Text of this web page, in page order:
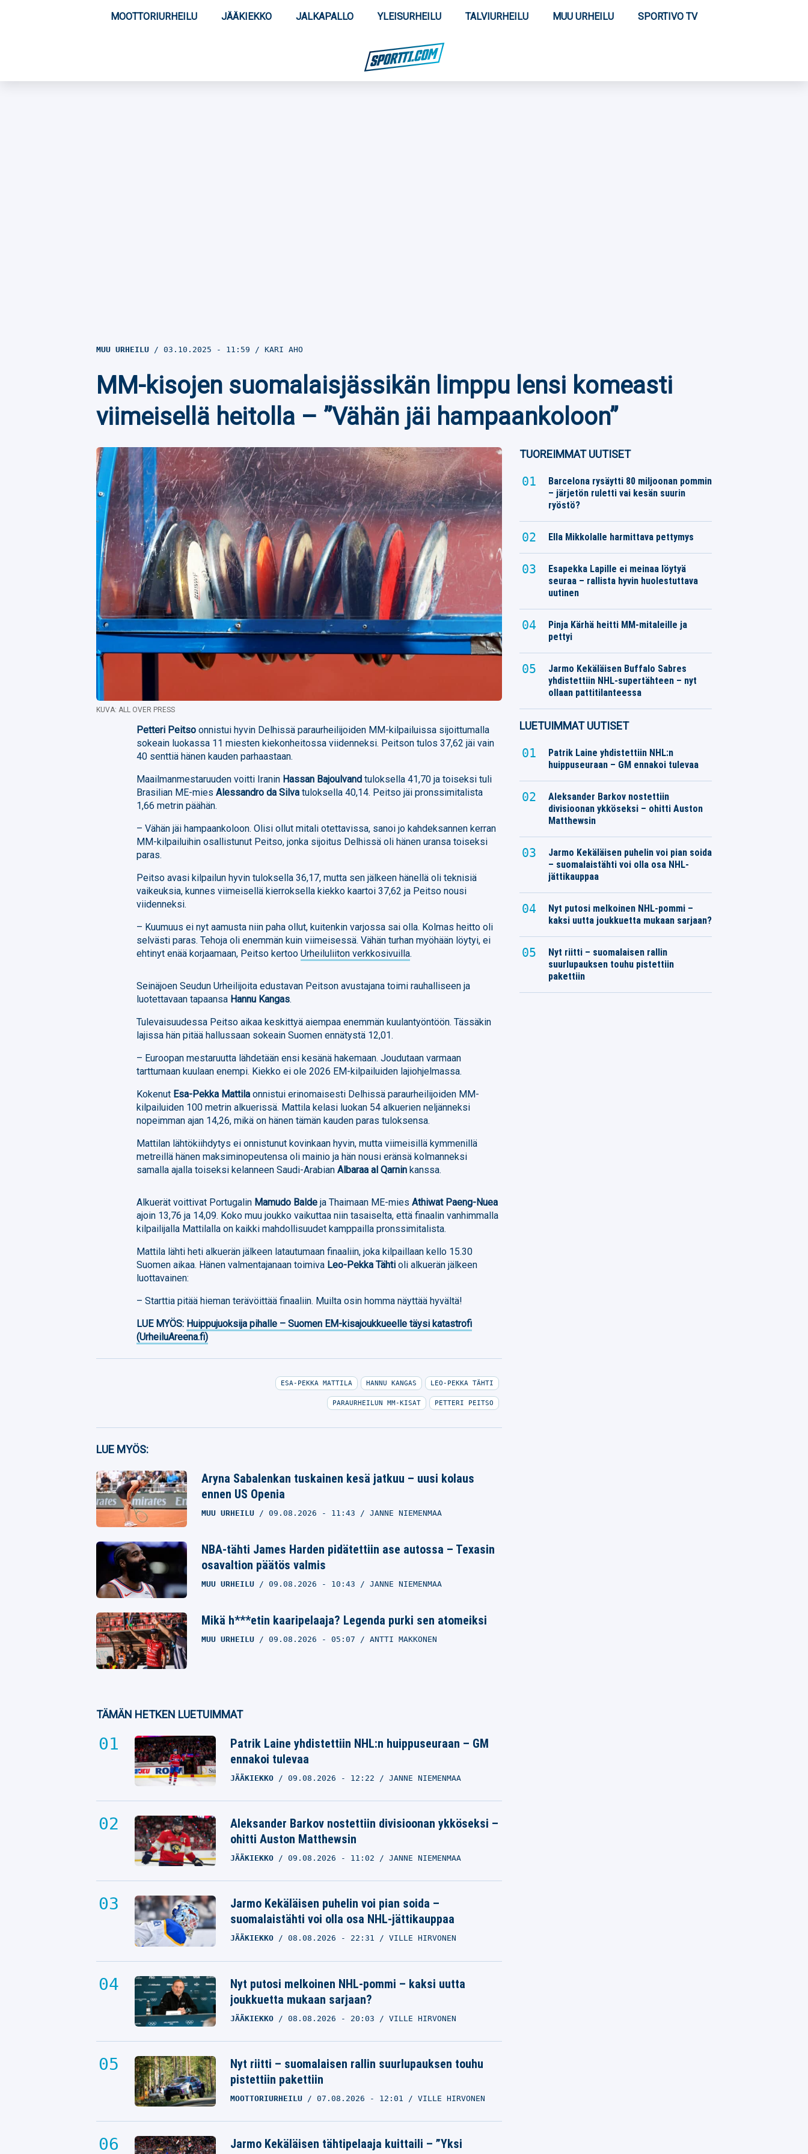
MOOTTORIURHEILU JÄÄKIEKKO JALKAPALLO YLEISURHEILU TALVIURHEILU MUU URHEILU SPORTIVO TV
MUU URHEILU 03.10.2025 - 11:59 KARI AHO
MM-kisojen suomalaisjässikän limppu lensi komeasti
viimeisellä heitolla – ”Vähän jäi hampaankoloon”
KUVA: ALL OVER PRESS
Petteri Peitsoonnistui hyvin Delhissä paraurheilijoiden MM-kilpailuissa sijoittumalla
sokeain luokassa 11 miesten kiekonheitossa viidenneksi. Peitson tulos 37,62 jäi vain
40 senttiä hänen kauden parhaastaan.
Maailmanmestaruuden voitti Iranin Hassan Bajoulvand tuloksella 41,70 ja toiseksi tuli
Brasilian ME-miesAlessandro da Silva tuloksella 40,14. Peitso jäi pronssimitalista
1,66 metrin päähän.
– Vähän jäi hampaankoloon. Olisi ollut mitali otettavissa, sanoi jo kahdeksannen kerran
MM-kilpailuihin osallistunut Peitso, jonka sijoitus Delhissä oli hänen uransa toiseksi
paras.
Peitso avasi kilpailun hyvin tuloksella 36,17, mutta sen jälkeen hänellä oli teknisiä
vaikeuksia, kunnes viimeisellä kierroksella kiekko kaartoi 37,62 ja Peitso nousi
viidenneksi.
– Kuumuus ei nyt aamusta niin paha ollut, kuitenkin varjossa sai olla. Kolmas heitto oli
selvästi paras. Tehoja oli enemmän kuin viimeisessä. Vähän turhan myöhään löytyi, ei
ehtinyt enää korjaamaan, Peitso kertooUrheiluliiton verkkosivuilla.
Seinäjoen Seudun Urheilijoita edustavan Peitson avustajana toimi rauhalliseen ja
luotettavaan tapaansa Hannu Kangas.
Tulevaisuudessa Peitso aikaa keskittyä aiempaa enemmän kuulantyöntöön. Tässäkin
lajissa hän pitää hallussaan sokeain Suomen ennätystä 12,01.
– Euroopan mestaruutta lähdetään ensi kesänä hakemaan. Joudutaan varmaan
tarttumaan kuulaan enempi. Kiekko ei ole 2026 EM-kilpailuiden lajiohjelmassa.
Kokenut Esa-Pekka Mattila onnistui erinomaisesti Delhissä paraurheilijoiden MM-
kilpailuiden 100 metrin alkuerissä. Mattila kelasi luokan 54 alkuerien neljänneksi
nopeimman ajan 14,26, mikä on hänen tämän kauden paras tuloksensa.
Mattilan lähtökiihdytys ei onnistunut kovinkaan hyvin, mutta viimeisillä kymmenillä
metreillä hänen maksiminopeutensa oli mainio ja hän nousi eränsä kolmanneksi
samalla ajalla toiseksi kelanneen Saudi-ArabianAlbaraa al Qarnin kanssa.
Alkuerät voittivat Portugalin Mamudo Baldeja Thaimaan ME-miesAthiwat Paeng-Nuea
ajoin 13,76 ja 14,09. Koko muu joukko vaikuttaa niin tasaiselta, että finaalin vanhimmalla
kilpailijalla Mattilalla on kaikki mahdollisuudet kamppailla pronssimitalista.
Mattila lähti heti alkuerän jälkeen latautumaan finaaliin, joka kilpaillaan kello 15.30
Suomen aikaa. Hänen valmentajanaan toimiva Leo-Pekka Tähti oli alkuerän jälkeen
luottavainen:
– Starttia pitää hieman terävöittää finaaliin. Muilta osin homma näyttää hyvältä!
LUE MYÖS: Huippujuoksija pihalle – Suomen EM-kisajoukkueelle täysi katastrofi
(UrheiluAreena.fi)
Whatsapp
ESA-PEKKA MATTILA HANNU KANGAS LEO-PEKKA TÄHTI
PARAURHEILUN MM-KISAT PETTERI PEITSO
LUE MYÖS:
Aryna Sabalenkan tuskainen kesä jatkuu – uusi kolaus
ennen US Openia
MUU URHEILU 09.08.2026 - 11:43 JANNE NIEMENMAA
NBA-tähti James Harden pidätettiin ase autossa – Texasin
osavaltion päätös valmis
MUU URHEILU 09.08.2026 - 10:43 JANNE NIEMENMAA
Mikä h***etin kaaripelaaja? Legenda purki sen atomeiksi
MUU URHEILU 09.08.2026 - 05:07 ANTTI MAKKONEN
TÄMÄN HETKEN LUETUIMMAT
Patrik Laine yhdistettiin NHL:n huippuseuraan – GM
ennakoi tulevaa
JÄÄKIEKKO 09.08.2026 - 12:22 JANNE NIEMENMAA
Aleksander Barkov nostettiin divisioonan ykköseksi –
ohitti Auston Matthewsin
JÄÄKIEKKO 09.08.2026 - 11:02 JANNE NIEMENMAA
Jarmo Kekäläisen puhelin voi pian soida –
suomalaistähti voi olla osa NHL-jättikauppaa
JÄÄKIEKKO 08.08.2026 - 22:31 VILLE HIRVONEN
Nyt putosi melkoinen NHL-pommi – kaksi uutta
joukkuetta mukaan sarjaan?
JÄÄKIEKKO 08.08.2026 - 20:03 VILLE HIRVONEN
Nyt riitti – suomalaisen rallin suurlupauksen touhu
pistettiin pakettiin
MOOTTORIURHEILU 07.08.2026 - 12:01 VILLE HIRVONEN
Jarmo Kekäläisen tähtipelaaja kuittaili – ”Yksi
TUOREIMMAT UUTISET
Barcelona rysäytti 80 miljoonan pommin
– järjetön ruletti vai kesän suurin
ryöstö?
Ella Mikkolalle harmittava pettymys
Esapekka Lapille ei meinaa löytyä
seuraa – rallista hyvin huolestuttava
uutinen
Pinja Kärhä heitti MM-mitaleille ja
pettyi
Jarmo Kekäläisen Buffalo Sabres
yhdistettiin NHL-supertähteen – nyt
ollaan pattitilanteessa
LUETUIMMAT UUTISET
Patrik Laine yhdistettiin NHL:n
huippuseuraan – GM ennakoi tulevaa
Aleksander Barkov nostettiin
divisioonan ykköseksi – ohitti Auston
Matthewsin
Jarmo Kekäläisen puhelin voi pian soida
– suomalaistähti voi olla osa NHL-
jättikauppaa
Nyt putosi melkoinen NHL-pommi –
kaksi uutta joukkuetta mukaan sarjaan?
Nyt riitti – suomalaisen rallin
suurlupauksen touhu pistettiin
pakettiin